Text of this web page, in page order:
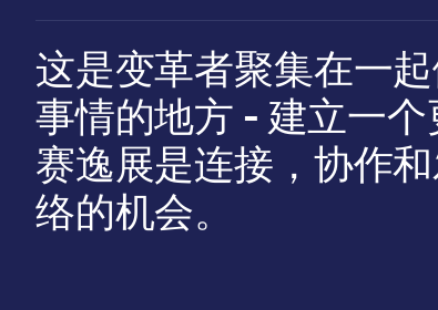
这是变革者聚集在一
事情的地方 - 建立一个
赛逸展是连接，协作
络的机会。